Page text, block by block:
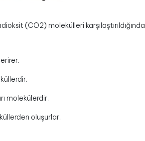
(CO2) molekülleri
molekülerdir.
oluşurlar.